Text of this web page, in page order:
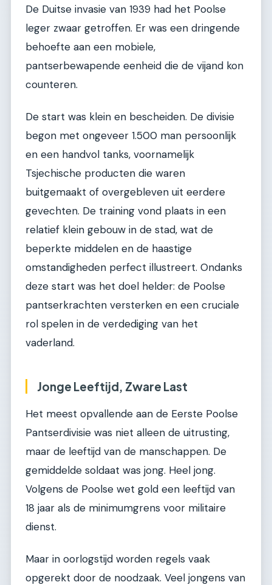
De Duitse invasie van 1939 had het Poolse
leger zwaar getroffen. Er was een dringende
behoefte aan een mobiele,
pantserbewapende eenheid die de vijand kon
counteren.
De start was klein en bescheiden. De divisie
begon met ongeveer 1.500 man persoonlijk
en een handvol tanks, voornamelijk
Tsjechische producten die waren
buitgemaakt of overgebleven uit eerdere
gevechten. De training vond plaats in een
relatief klein gebouw in de stad, wat de
beperkte middelen en de haastige
omstandigheden perfect illustreert. Ondanks
deze start was het doel helder: de Poolse
pantserkrachten versterken en een cruciale
rol spelen in de verdediging van het
vaderland.
Jonge Leeftijd, Zware Last
Het meest opvallende aan de Eerste Poolse
Pantserdivisie was niet alleen de uitrusting,
maar de leeftijd van de manschappen. De
gemiddelde soldaat was jong. Heel jong.
Volgens de Poolse wet gold een leeftijd van
18 jaar als de minimumgrens voor militaire
dienst.
Maar in oorlogstijd worden regels vaak
opgerekt door de noodzaak. Veel jongens van